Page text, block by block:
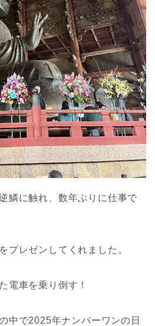
鱗に触れ、数年ぶりに仕事で
プレゼンしてくれました。
電車を乗り倒す！
中で2025年ナンバーワンの日